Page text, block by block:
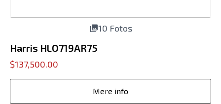
10 Fotos
Harris HLO719AR75
$137,500.00
Mere info